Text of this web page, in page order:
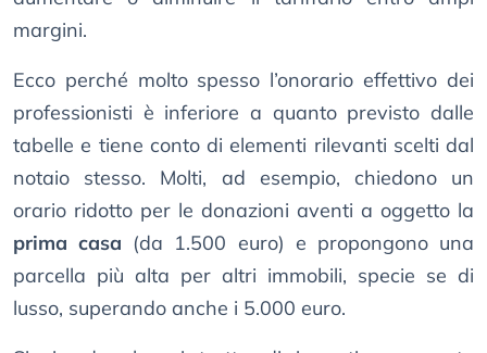
margini.
Ecco perché molto spesso l’onorario effettivo dei
professionisti è inferiore a quanto previsto dalle
tabelle e tiene conto di elementi rilevanti scelti dal
notaio stesso. Molti, ad esempio, chiedono un
orario ridotto per le donazioni aventi a oggetto la
prima casa (da 1.500 euro) e propongono una
parcella più alta per altri immobili, specie se di
lusso, superando anche i 5.000 euro.